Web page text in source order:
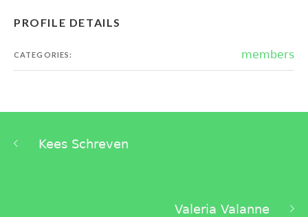
PROFILE DETAILS
CATEGORIES: members
Kees Schreven
Valeria Valanne